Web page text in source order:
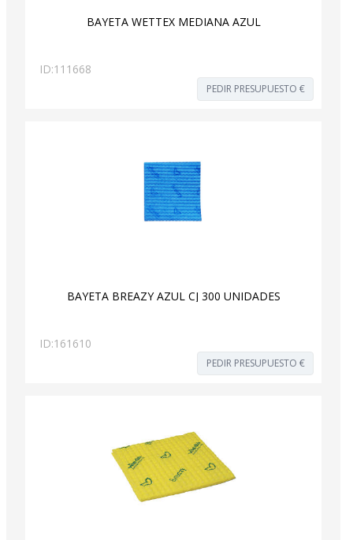
BAYETA WETTEX MEDIANA AZUL
ID:111668
PEDIR PRESUPUESTO €
BAYETA BREAZY AZUL CJ 300 UNIDADES
ID:161610
PEDIR PRESUPUESTO €